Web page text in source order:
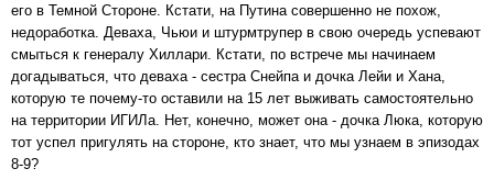
его в Темной Стороне. Кстати, на Путина совершенно не похож,
недоработка. Деваха, Чьюи и штурмтрупер в свою очередь успевают
смыться к генералу Хиллари. Кстати, по встрече мы начинаем
догадываться, что деваха - сестра Снейпа и дочка Лейи и Хана,
которую те почему-то оставили на 15 лет выживать самостоятельно
на территории ИГИЛа. Нет, конечно, может она - дочка Люка, которую
тот успел пригулять на стороне, кто знает, что мы узнаем в эпизодах
8-9?